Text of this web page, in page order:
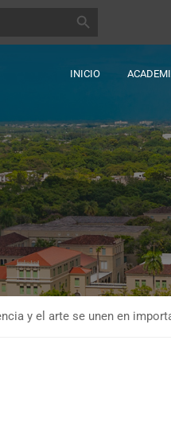
INICIO
y el arte se unen en